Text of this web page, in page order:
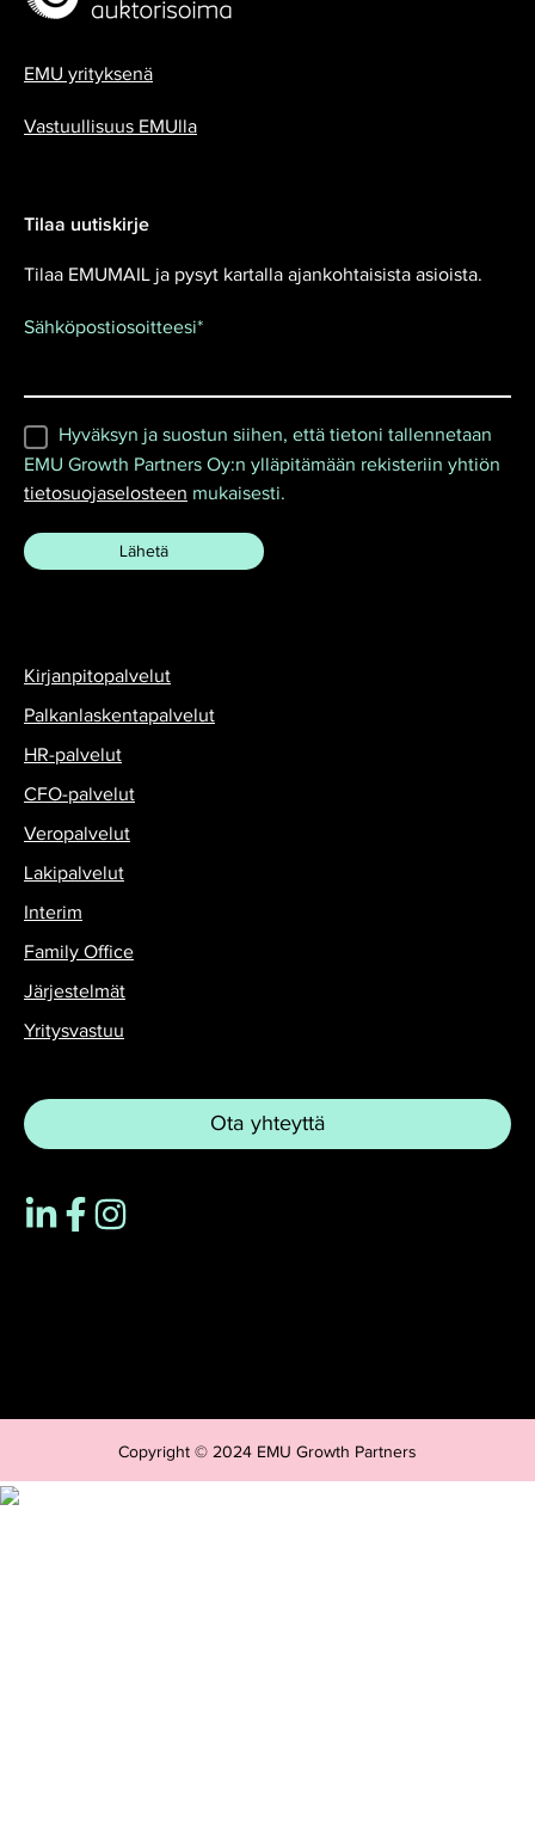
EMU yrityksenä
Vastuullisuus EMUlla
Tilaa uutiskirje
Tilaa EMUMAIL ja pysyt kartalla ajankohtaisista asioista.
Sähköpostiosoitteesi*
Hyväksyn ja suostun siihen, että tietoni tallennetaan
EMU Growth Partners Oy:n ylläpitämään rekisteriin yhtiön
tietosuojaselosteen mukaisesti.
Kirjanpitopalvelut
Palkanlaskentapalvelut
HR-palvelut
CFO-palvelut
Veropalvelut
Lakipalvelut
Interim
Family Office
Järjestelmät
Yritysvastuu
Ota yhteyttä
Copyright © 2024 EMU Growth Partners